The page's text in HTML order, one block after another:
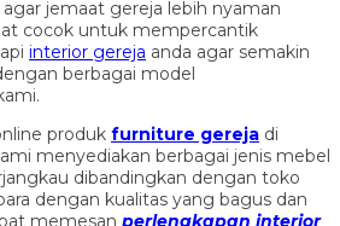
jemaat gereja lebih nyaman
cocok untuk mempercantik
interior gereja anda agar semakin
berbagai model
produk furniture gereja di
menyediakan berbagai jenis mebel
dibandingkan dengan toko
dengan kualitas yang bagus dan
memesan perlengkapan interior